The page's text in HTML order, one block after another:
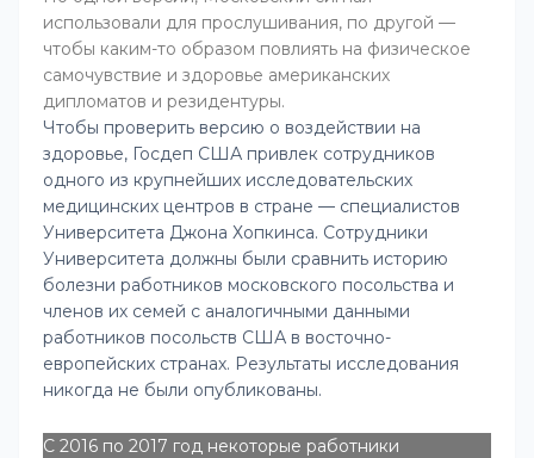
использовали для прослушивания, по другой —
чтобы каким-то образом повлиять на физическое
самочувствие и здоровье американских
дипломатов и резидентуры.
Чтобы проверить версию о воздействии на
здоровье, Госдеп США привлек сотрудников
одного из крупнейших исследовательских
медицинских центров в стране — специалистов
Университета Джона Хопкинса. Сотрудники
Университета должны были сравнить историю
болезни работников московского посольства и
членов их семей с аналогичными данными
работников посольств США в восточно-
европейских странах. Результаты исследования
никогда не были опубликованы.
С 2016 по 2017 год некоторые работники